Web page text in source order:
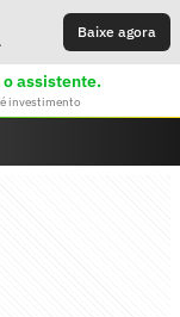
Baixe agora
o assistente.
investimento